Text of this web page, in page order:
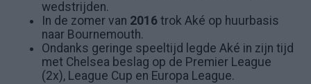
wedstrijden.
In de zomer van 2016 trok Aké op huurbasis
naar Bournemouth.
Ondanks geringe speeltijd legde Aké in zijn tijd
met Chelsea beslag op de Premier League
(2x), League Cup en Europa League.